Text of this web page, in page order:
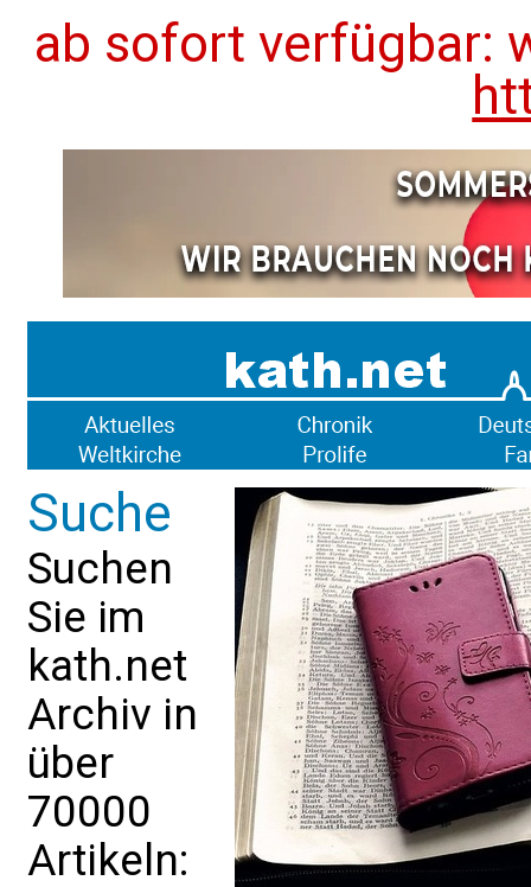
ab sofort verfügbar:
Suche
Suchen
Sie im
kath.net
Archiv in
über
70000
Artikeln: